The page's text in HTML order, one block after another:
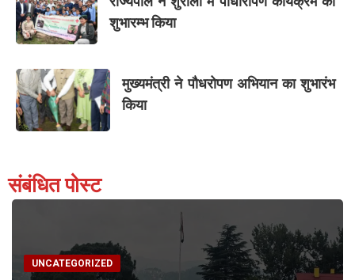
शुभारम्भ किया
मुख्यमंत्री ने पौधरोपण अभियान का शुभारंभ
किया
संबंधित पोस्ट
UNCATEGORIZED